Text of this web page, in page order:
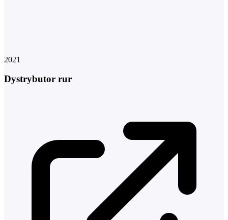
2021
Dystrybutor rur